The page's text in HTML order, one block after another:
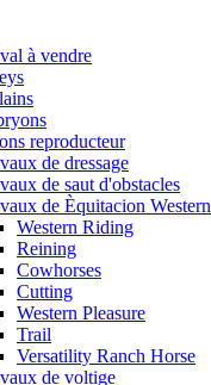
à vendre
reproducteur
de dressage
de saut d'obstacles
de Èquitacion Western
Western Riding
Reining
Cowhorses
Cutting
Western Pleasure
Trail
Versatility Ranch Horse
de voltige